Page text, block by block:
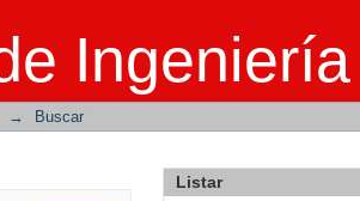
Ingeniería
→ Buscar
Listar